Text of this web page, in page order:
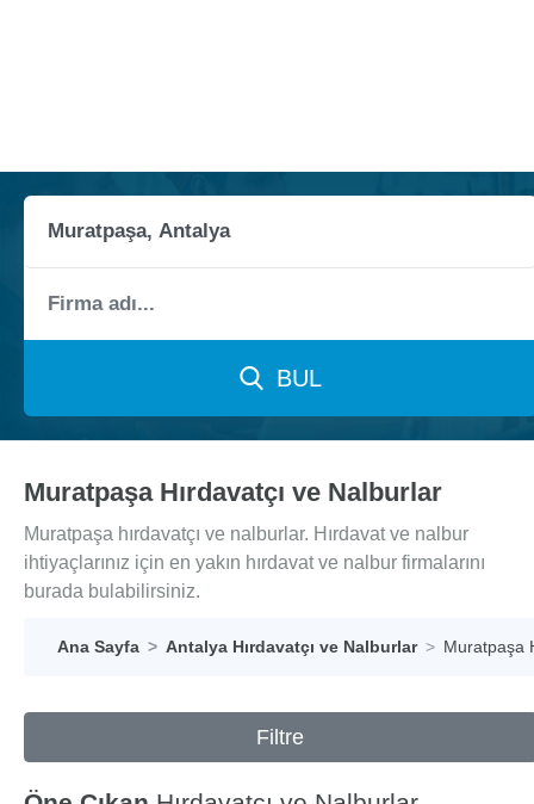
BUL
Muratpaşa Hırdavatçı ve Nalburlar
Muratpaşa hırdavatçı ve nalburlar. Hırdavat ve nalbur
ihtiyaçlarınız için en yakın hırdavat ve nalbur firmalarını
burada bulabilirsiniz.
Ana Sayfa Antalya Hırdavatçı ve Nalburlar Muratpaşa
Filtre